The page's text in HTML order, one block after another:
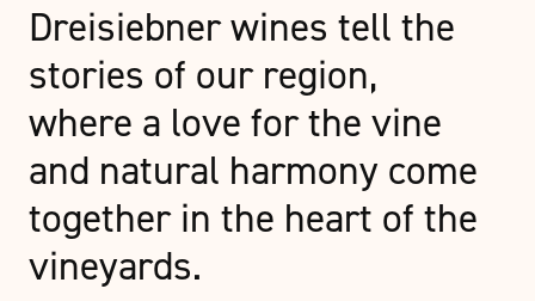
Dreisiebner wines tell the
stories of our region,
where a love for the vine
and natural harmony come
together in the heart of the
vineyards.